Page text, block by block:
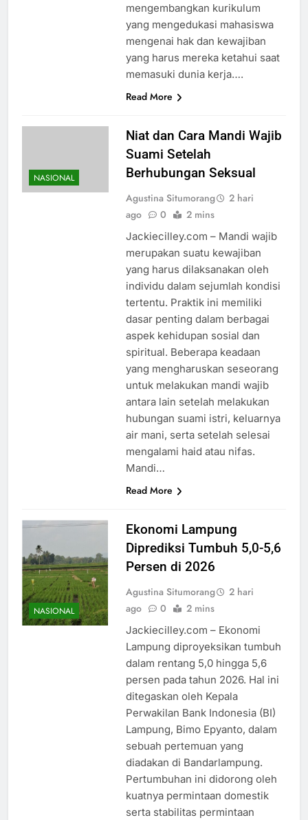
mengembangkan kurikulum
yang mengedukasi mahasiswa
mengenai hak dan kewajiban
yang harus mereka ketahui saat
memasuki dunia kerja….
Read More
NASIONAL
Niat dan Cara Mandi Wajib
Suami Setelah
Berhubungan Seksual
Agustina Situmorang
2 hari
ago
0 2 mins
Jackiecilley.com – Mandi wajib
merupakan suatu kewajiban
yang harus dilaksanakan oleh
individu dalam sejumlah kondisi
tertentu. Praktik ini memiliki
dasar penting dalam berbagai
aspek kehidupan sosial dan
spiritual. Beberapa keadaan
yang mengharuskan seseorang
untuk melakukan mandi wajib
antara lain setelah melakukan
hubungan suami istri, keluarnya
air mani, serta setelah selesai
mengalami haid atau nifas.
Mandi…
Read More
NASIONAL
Ekonomi Lampung
Diprediksi Tumbuh 5,0-5,6
Persen di 2026
Agustina Situmorang
2 hari
ago
0 2 mins
Jackiecilley.com – Ekonomi
Lampung diproyeksikan tumbuh
dalam rentang 5,0 hingga 5,6
persen pada tahun 2026. Hal ini
ditegaskan oleh Kepala
Perwakilan Bank Indonesia (BI)
Lampung, Bimo Epyanto, dalam
sebuah pertemuan yang
diadakan di Bandarlampung.
Pertumbuhan ini didorong oleh
kuatnya permintaan domestik
serta stabilitas permintaan